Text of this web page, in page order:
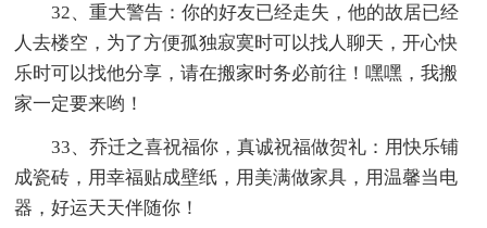
32、重大警告：你的好友已经走失，他的故居已经
人去楼空，为了方便孤独寂寞时可以找人聊天，开心快
乐时可以找他分享，请在搬家时务必前往！嘿嘿，我搬
家一定要来哟！
33、乔迁之喜祝福你，真诚祝福做贺礼：用快乐铺
成瓷砖，用幸福贴成壁纸，用美满做家具，用温馨当电
器，好运天天伴随你！